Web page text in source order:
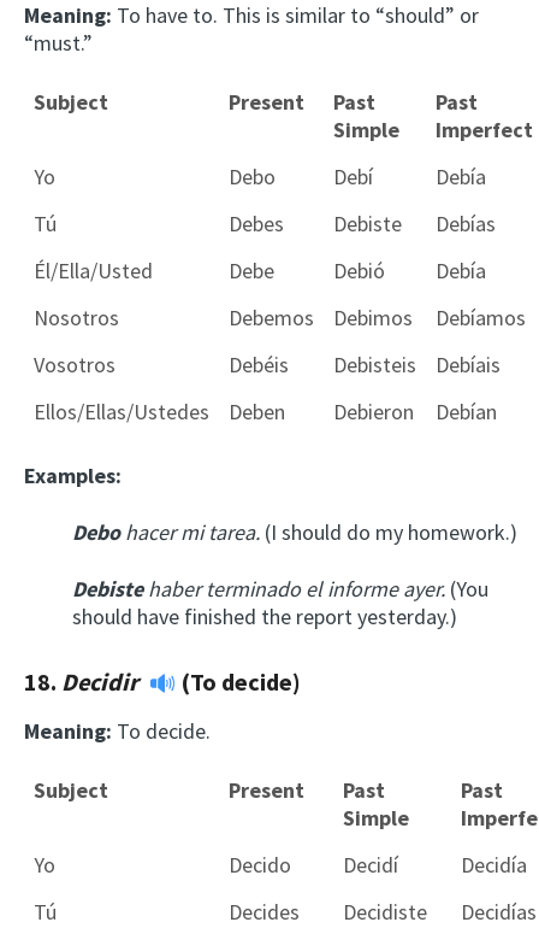
Meaning: To have to. This is similar to “should” or
“must.”
Subject Present
Past
Simple
Past
Imperfect
Yo
Debo Debí
Debía
Tú
Debes Debiste
Debías
Él/Ella/Usted
Debe Debió
Debía
Nosotros
Debemos Debimos
Debíamos
Vosotros
Debéis Debisteis
Debíais
Ellos/Ellas/Ustedes
Deben Debieron Debían
Examples:
Debohacer mi tarea. (I should do my homework.)
Debistehaber terminado el informe ayer. (You
should have finished the report yesterday.)
18. Decidir (To decide)
Meaning: To decide.
Subject Present
Past
Simple
Past
Yo
Decido Decidí
Decidía
Tú
Decides Decidiste
Decidías